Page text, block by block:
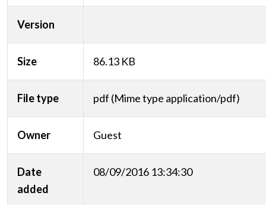
Version
Size 86.13 KB
File type pdf (Mime type application/pdf)
Owner Guest
Date
added
08/09/2016 13:34:30